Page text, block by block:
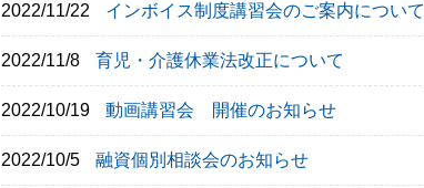
2022/11/22 インボイス制度講習会のご案内について
2022/11/8 育児・介護休業法改正について
2022/10/19 動画講習会 開催のお知らせ
2022/10/5 融資個別相談会のお知らせ